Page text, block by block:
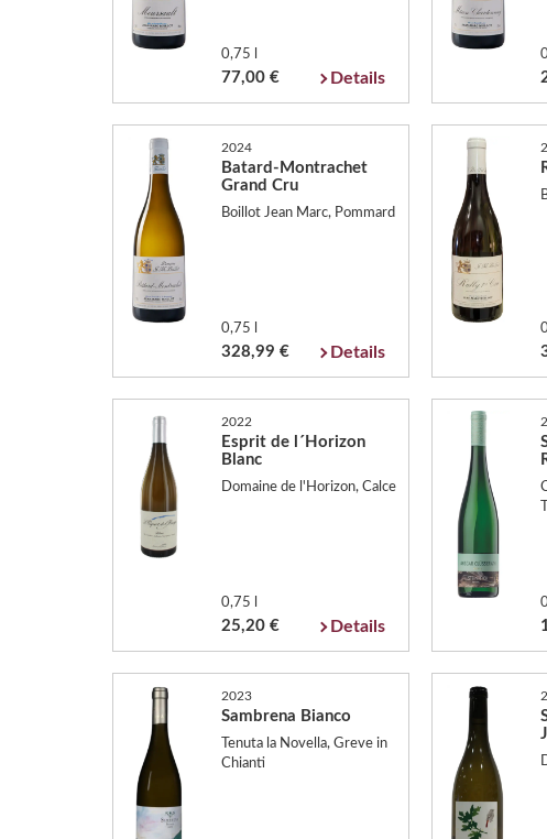
0,75 l
77,00 € Details
2024
Batard-Montrachet
Grand Cru
Boillot Jean Marc, Pommard
0,75 l
328,99 € Details
2022
Esprit de l´Horizon
Blanc
Domaine de l'Horizon, Calce
0,75 l
25,20 € Details
2023
Sambrena Bianco
Tenuta la Novella, Greve in
Chianti